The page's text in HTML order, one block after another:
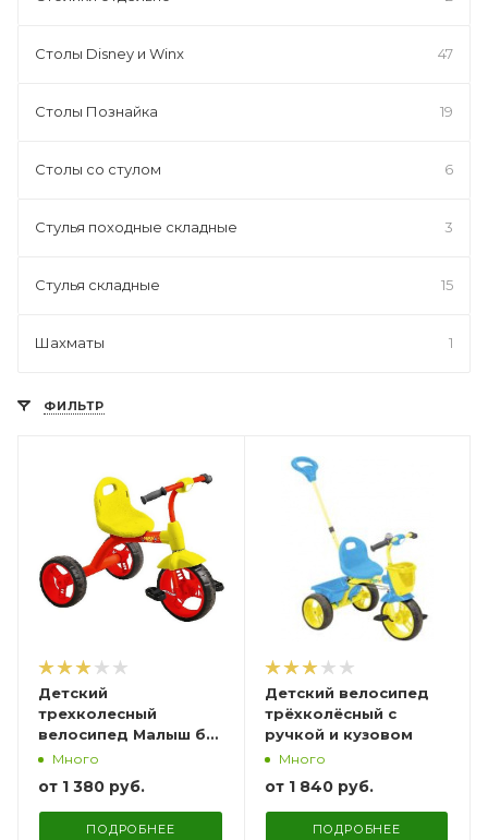
Столы Disney и Winx 47
Столы Познайка 19
Столы со стулом 6
Стулья походные складные 3
Стулья складные 15
Шахматы 1
ФИЛЬТР
Детский
трехколесный
велосипед Малыш без
гудка
Много
от 1 380 руб.
ПОДРОБНЕЕ
Детский велосипед
трёхколёсный с
ручкой и кузовом
Много
от 1 840 руб.
ПОДРОБНЕЕ